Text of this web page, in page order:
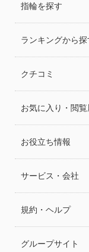
指輪を探す
ランキングから探
クチコミ
お気に入り・閲
お役立ち情報
サービス・会社
規約・ヘルプ
グループサイト